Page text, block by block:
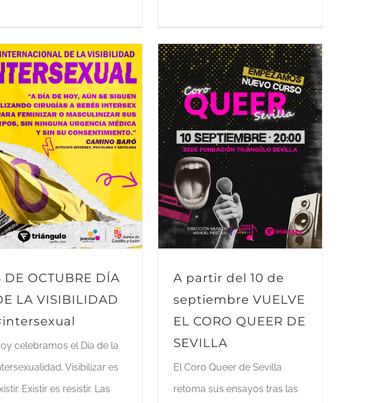
6 DE OCTUBRE DÍA
DE LA VISIBILIDAD
#intersexual
DE OCTUBRE DÍA
LA VISIBILIDAD
celebramos el Día de la
Visibilizar es
Existir es resistir. Las
A partir del 10 de
septiembre VUELVE
EL CORO QUEER DE
A partir del 10 de
septiembre VUELVE
EL CORO QUEER DE
SEVILLA
El Coro Queer de Sevilla
retoma sus ensayos tras las